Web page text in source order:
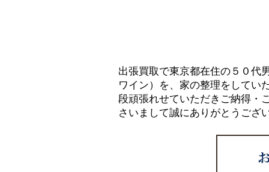
出張買取で東京都在住の５０代
ワイン）を、家の整理をしてい
段頑張れせていただきご納得・
さいまして誠にありがとうござ